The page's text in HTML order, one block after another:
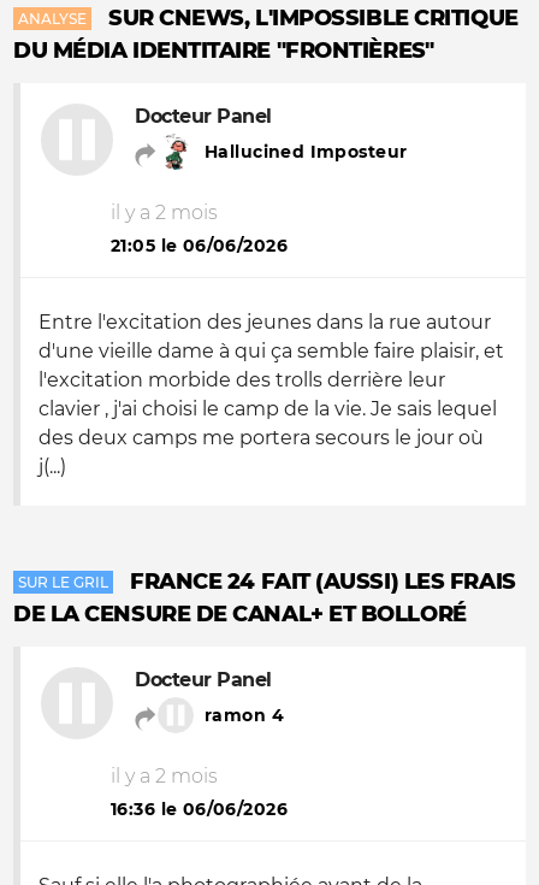
ANALYSE
SUR CNEWS, L'IMPOSSIBLE CRITIQUE
DU MÉDIA IDENTITAIRE "FRONTIÈRES"
Docteur Panel
Hallucined Imposteur
il y a 2 mois
21:05 le 06/06/2026
Entre l'excitation des jeunes dans la rue autour
d'une vieille dame à qui ça semble faire plaisir, et
l'excitation morbide des trolls derrière leur
clavier , j'ai choisi le camp de la vie. Je sais lequel
des deux camps me portera secours le jour où
j(...)
SUR LE GRIL
FRANCE 24 FAIT (AUSSI) LES FRAIS
DE LA CENSURE DE CANAL+ ET BOLLORÉ
Docteur Panel
ramon 4
il y a 2 mois
16:36 le 06/06/2026